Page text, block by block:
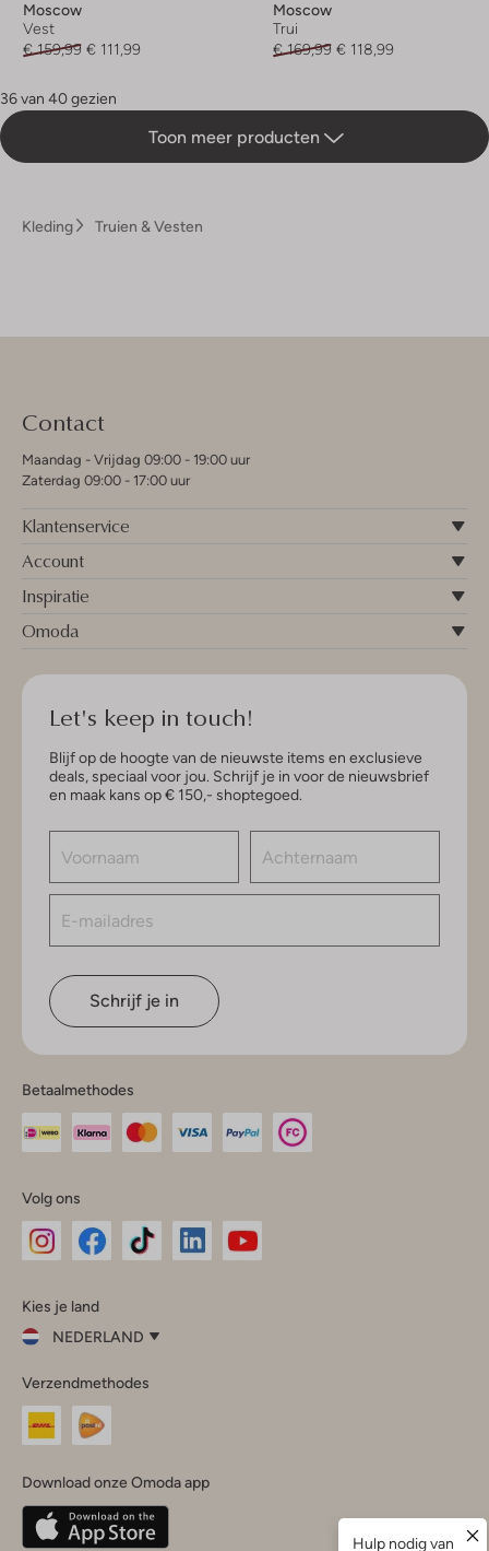
Moscow
Vest
€ 159,99 € 111,99
Moscow
Trui
€ 169,99 € 118,99
36 van 40 gezien
Toon meer producten
Kleding Truien & Vesten
Contact
Maandag - Vrijdag 09:00 - 19:00 uur
Zaterdag 09:00 - 17:00 uur
Klantenservice
Account
Inspiratie
Omoda
Let's keep in touch!
Blijf op de hoogte van de nieuwste items en exclusieve
deals, speciaal voor jou. Schrijf je in voor de nieuwsbrief
en maak kans op € 150,- shoptegoed.
Schrijf je in
Betaalmethodes
Volg ons
InstagramFacebook
Kies je land
NEDERLAND
je
land
Nederland
Belgique(Français)
Deutschland
Verzendmethodes
Download onze Omoda app